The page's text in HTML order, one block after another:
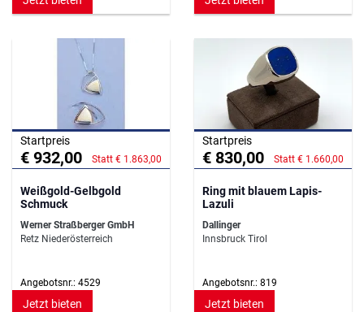
Startpreis
€ 932,00 Statt € 1.863,00
Weißgold-Gelbgold
Schmuck
Werner Straßberger GmbH
Retz Niederösterreich
Angebotsnr.: 4529
Jetzt bieten
Startpreis
€ 830,00 Statt € 1.660,00
Ring mit blauem Lapis-
Lazuli
Dallinger
Innsbruck Tirol
Angebotsnr.: 819
Jetzt bieten